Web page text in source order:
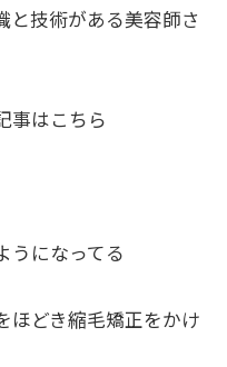
と技術がある美容師さ
事はこちら
うになってる
ほどき縮毛矯正をかけ